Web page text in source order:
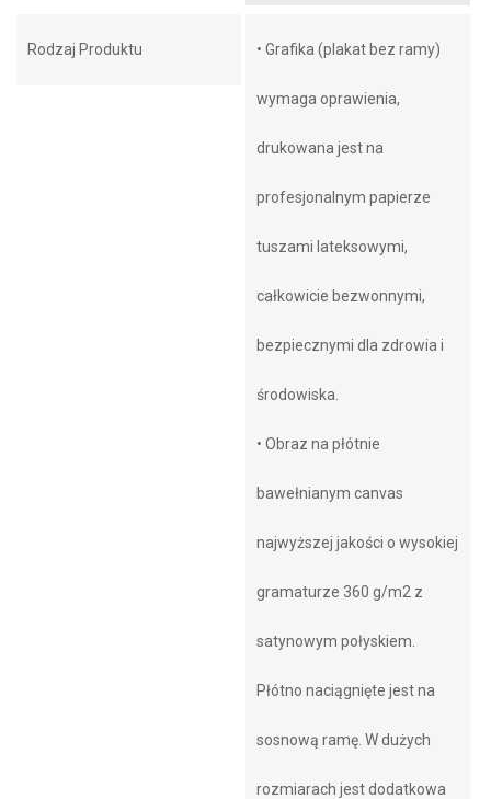
Rodzaj Produktu • Grafika (plakat bez ramy)
wymaga oprawienia,
drukowana jest na
profesjonalnym papierze
tuszami lateksowymi,
całkowicie bezwonnymi,
bezpiecznymi dla zdrowia i
środowiska.
• Obraz na płótnie
bawełnianym canvas
najwyższej jakości o wysokiej
gramaturze 360 g/m2 z
satynowym połyskiem.
Płótno naciągnięte jest na
sosnową ramę. W dużych
rozmiarach jest dodatkowa